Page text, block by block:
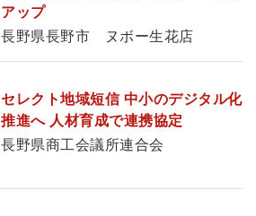
アップ
長野県長野市 ヌボー生花店
セレクト地域短信 中小のデジタル化
推進へ 人材育成で連携協定
長野県商工会議所連合会